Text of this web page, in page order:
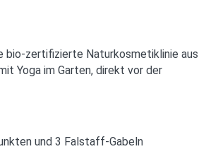
bio-zertifizierte Naturkosmetiklinie aus
Yoga im Garten, direkt vor der
und 3 Falstaff-Gabeln